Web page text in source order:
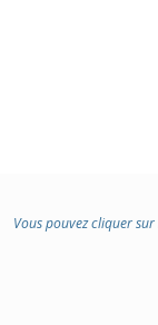
Vous pouvez cliquer